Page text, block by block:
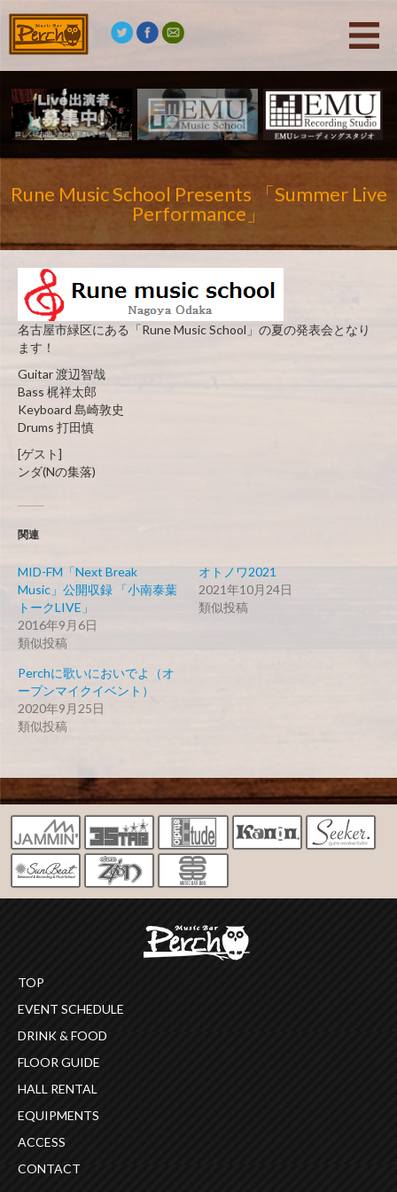
Rune Music School Presents 「Summer Live
Performance」
名古屋市緑区にある「Rune Music School」の夏の発表会となり
ます！
Guitar 渡辺智哉
Bass 梶祥太郎
Keyboard 島崎敦史
Drums 打田慎
[ゲスト]
ンダ(Nの集落)
関連
MID-FM「Next Break
Music」公開収録 「小南泰葉
トークLIVE」
2016年9月6日
類似投稿
オトノワ2021
2021年10月24日
類似投稿
Perchに歌いにおいでよ（オ
ープンマイクイベント）
2020年9月25日
類似投稿
TOP
EVENT SCHEDULE
DRINK & FOOD
FLOOR GUIDE
HALL RENTAL
EQUIPMENTS
ACCESS
CONTACT